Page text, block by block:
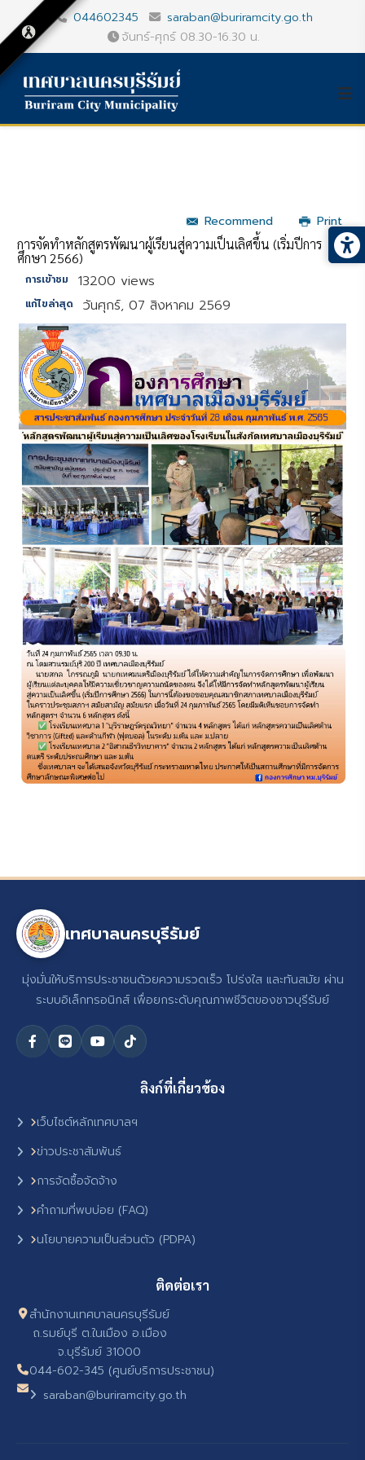
044602345
saraban@buriramcity.go.th
จันทร์-ศุกร์ 08.30-16.30 น.
Recommend
Print
การจัดทำหลักสูตรพัฒนาผู้เรียนสู่ความเป็นเลิศขึ้น (เริ่มปีการ
ศึกษา 2566)
การเข้าชม 13200 views
แก้ไขล่าสุด วันศุกร์, 07 สิงหาคม 2569
เทศบาลนครบุรีรัมย์
มุ่งมั่นให้บริการประชาชนด้วยความรวดเร็ว โปร่งใส และทันสมัย ผ่าน
ระบบอิเล็กทรอนิกส์ เพื่อยกระดับคุณภาพชีวิตของชาวบุรีรัมย์
ลิงก์ที่เกี่ยวข้อง
เว็บไซต์หลักเทศบาลฯ
ข่าวประชาสัมพันธ์
การจัดซื้อจัดจ้าง
คำถามที่พบบ่อย (FAQ)
นโยบายความเป็นส่วนตัว (PDPA)
ติดต่อเรา
สำนักงานเทศบาลนครบุรีรัมย์
ถ.รมย์บุรี ต.ในเมือง อ.เมือง
จ.บุรีรัมย์ 31000
044-602-345 (ศูนย์บริการประชาชน)
saraban@buriramcity.go.th